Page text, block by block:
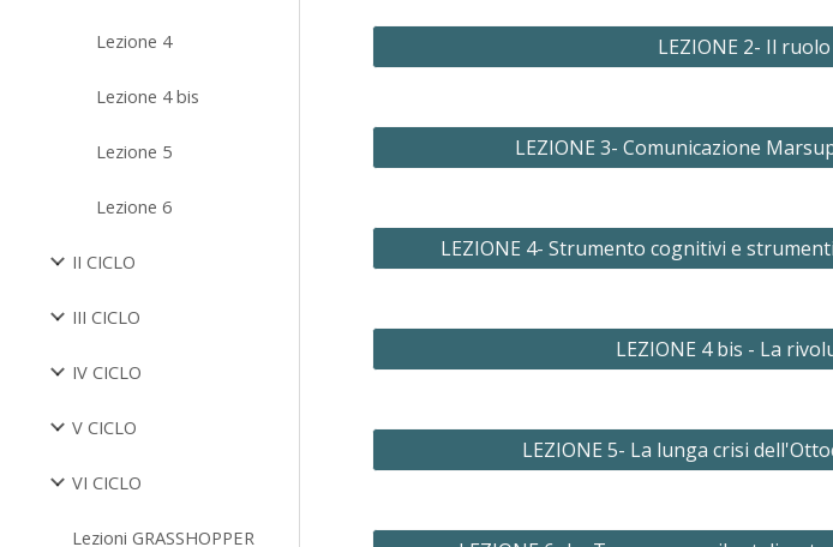
Lezione 4
Lezione 4 bis
Lezione 5
Lezione 6
II CICLO
III CICLO
IV CICLO
V CICLO
VI CICLO
Lezioni GRASSHOPPER
LEZIONE 2- Il
LEZIONE 3- Comunicazione
LEZIONE 4- Strumento cognitivi e
LEZIONE 4 bis - La
LEZIONE 5- La lunga crisi